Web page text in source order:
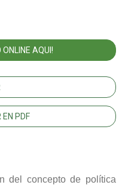
AQUI!
EN PDF
del concepto de política